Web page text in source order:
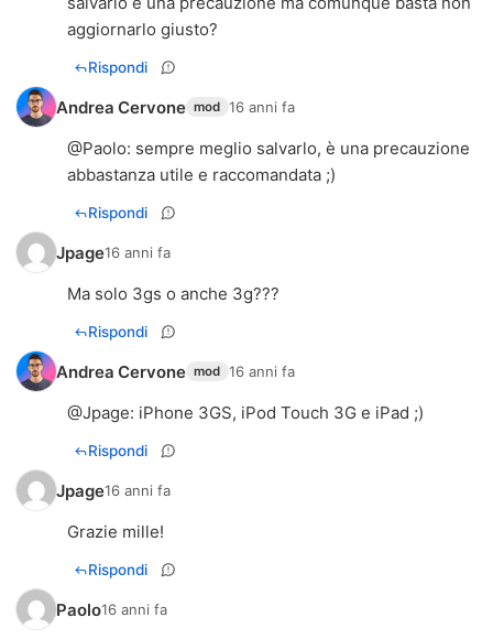
aggiornarlo giusto?
Rispondi
Andrea Cervone mod 16 anni fa
@Paolo: sempre meglio salvarlo, è una precauzione
abbastanza utile e raccomandata ;)
Rispondi
Jpage16 anni fa
Ma solo 3gs o anche 3g???
Rispondi
Andrea Cervone mod 16 anni fa
@Jpage: iPhone 3GS, iPod Touch 3G e iPad ;)
Rispondi
Jpage16 anni fa
Grazie mille!
Rispondi
Paolo16 anni fa